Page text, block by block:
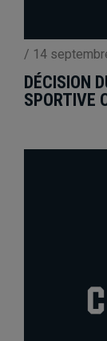
/ 14
DÉCISION
SPORTIVE